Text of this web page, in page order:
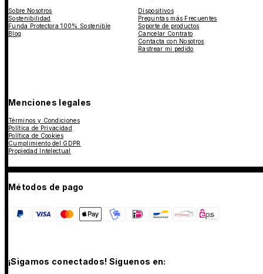
Sobre Nosotros
Sostenibilidad
Funda Protectora 100% Sostenible
Blog
Dispositivos
Preguntas más Frecuentes
Soporte de productos
Cancelar Contrato
Contacta con Nosotros
Rastrear mi pedido
Menciones legales
Términos y Condiciones
Política de Privacidad
Política de Cookies
Cumplimiento del GDPR
Propiedad Intelectual
Métodos de pago
¡Sigamos conectados! Síguenos en: